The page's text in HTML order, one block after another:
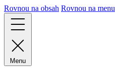
Rovnou na obsah Rovnou na menu
Menu